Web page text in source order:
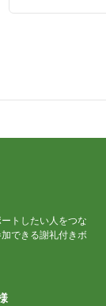
トしたい人をつな
できる謝礼付きボ